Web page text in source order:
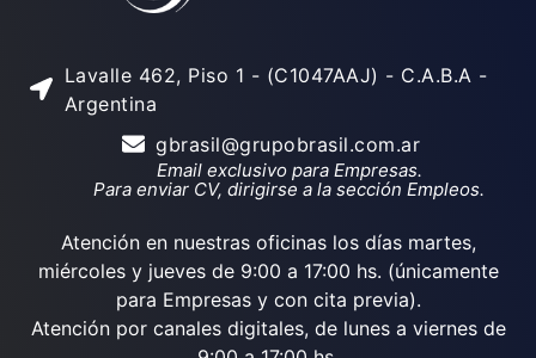
Lavalle 462, Piso 1 - (C1047AAJ) - C.A.B.A -
Argentina
gbrasil@grupobrasil.com.ar
Email exclusivo para Empresas.
Para enviar CV, dirigirse a la sección Empleos.
Atención en nuestras oficinas los días martes,
miércoles y jueves de 9:00 a 17:00 hs. (únicamente
para Empresas y con cita previa).
Atención por canales digitales, de lunes a viernes de